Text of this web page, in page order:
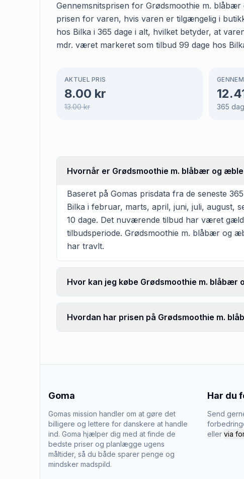
Gennemsnitsprisen for Grødsmoothie m.
prisen for varen, hvis varen er tilgængelig i
hos Bilka i 365 dage i alt, hvilket betyder, at
mdr. været markeret som tilbud 99 dage hos
AKTUEL PRIS
8.00 kr
13.00kr 365
Hvornår er Grødsmoothie m. blåbær og
Baseret på Gomas prisdata fra de seneste
Bilka i februar, marts, april, juni, juli, august,
10 dage. Det nuværende tilbud har været
tilbudsperiode. Grødsmoothie m. blåbær og
har travlt.
Hvor kan jeg købe Grødsmoothie m. blåbær
Hvordan har prisen på Grødsmoothie m.
Goma
Gomas mission handler om at gøre det
billigere og lettere for danskere at handle
ind. Goma hjælper dig med at finde de
bedste priser og planlægge ugens
måltider, så du både sparer penge og
mindsker madspild.
Har du
Send
eller via